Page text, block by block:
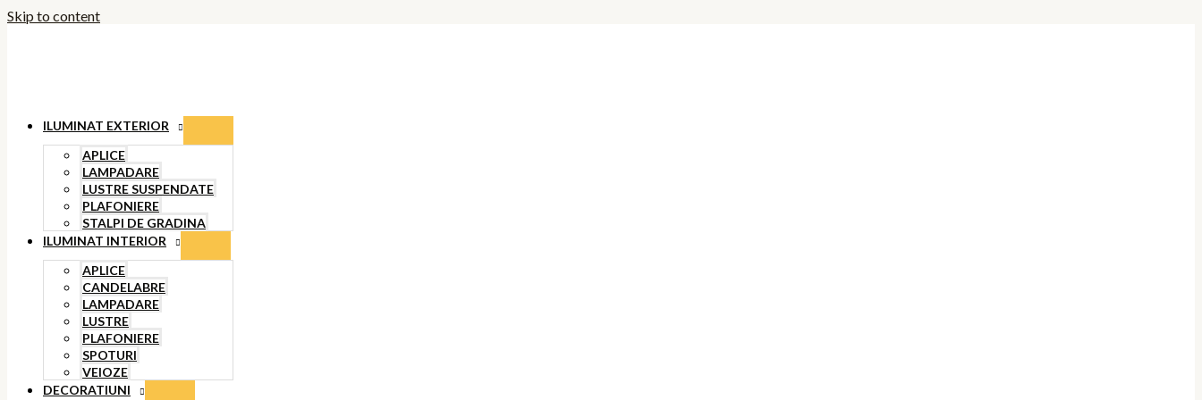
Skip to content
ILUMINAT EXTERIOR
APLICE
LAMPADARE
LUSTRE SUSPENDATE
PLAFONIERE
STALPI DE GRADINA
ILUMINAT INTERIOR
APLICE
CANDELABRE
LAMPADARE
LUSTRE
PLAFONIERE
SPOTURI
VEIOZE
DECORATIUNI